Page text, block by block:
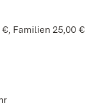
Familien 25,00 €